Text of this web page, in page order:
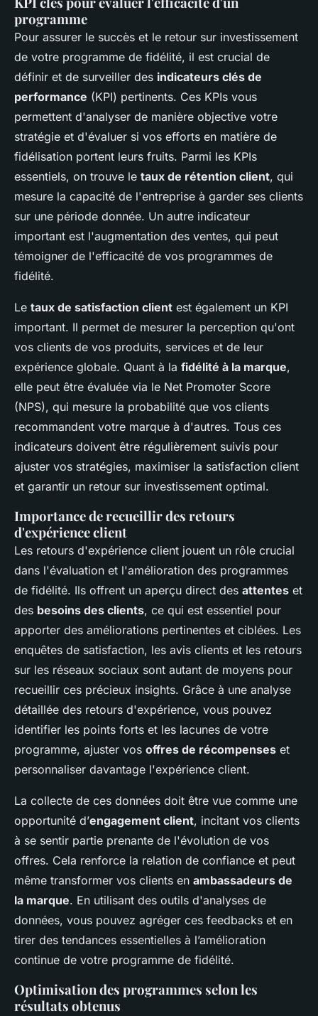
programme
Pour assurer le succès et le retour sur investissement
de votre programme de fidélité, il est crucial de
définir et de surveiller des indicateurs clés de
performance (KPI) pertinents. Ces KPIs vous
permettent d'analyser de manière objective votre
stratégie et d'évaluer si vos efforts en matière de
fidélisation portent leurs fruits. Parmi les KPIs
essentiels, on trouve le taux de rétention client, qui
mesure la capacité de l'entreprise à garder ses clients
sur une période donnée. Un autre indicateur
important est l'augmentation des ventes, qui peut
témoigner de l'efficacité de vos programmes de
fidélité.
Le taux de satisfaction client est également un KPI
important. Il permet de mesurer la perception qu'ont
vos clients de vos produits, services et de leur
expérience globale. Quant à la fidélité à la marque,
elle peut être évaluée via le Net Promoter Score
(NPS), qui mesure la probabilité que vos clients
recommandent votre marque à d'autres. Tous ces
indicateurs doivent être régulièrement suivis pour
ajuster vos stratégies, maximiser la satisfaction client
et garantir un retour sur investissement optimal.
Importance de recueillir des retours
d'expérience client
Les retours d'expérience client jouent un rôle crucial
dans l'évaluation et l'amélioration des programmes
de fidélité. Ils offrent un aperçu direct des attentes et
des besoins des clients, ce qui est essentiel pour
apporter des améliorations pertinentes et ciblées. Les
enquêtes de satisfaction, les avis clients et les retours
sur les réseaux sociaux sont autant de moyens pour
recueillir ces précieux insights. Grâce à une analyse
détaillée des retours d'expérience, vous pouvez
identifier les points forts et les lacunes de votre
programme, ajuster vos offres de récompenses et
personnaliser davantage l'expérience client.
La collecte de ces données doit être vue comme une
opportunité d’engagement client, incitant vos clients
à se sentir partie prenante de l'évolution de vos
offres. Cela renforce la relation de confiance et peut
même transformer vos clients en ambassadeurs de
la marque. En utilisant des outils d'analyses de
données, vous pouvez agréger ces feedbacks et en
tirer des tendances essentielles à l’amélioration
continue de votre programme de fidélité.
Optimisation des programmes selon les
résultats obtenus